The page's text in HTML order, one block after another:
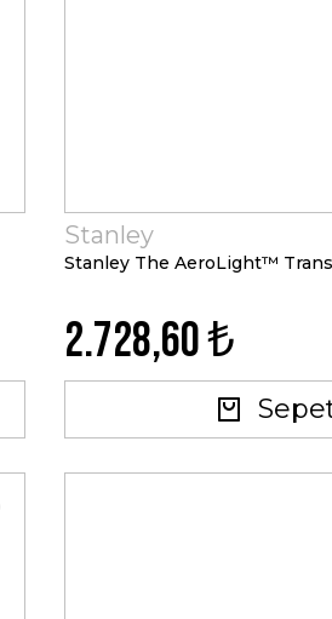
Stanley
Stanley The AeroLight™
2.728,60 ₺